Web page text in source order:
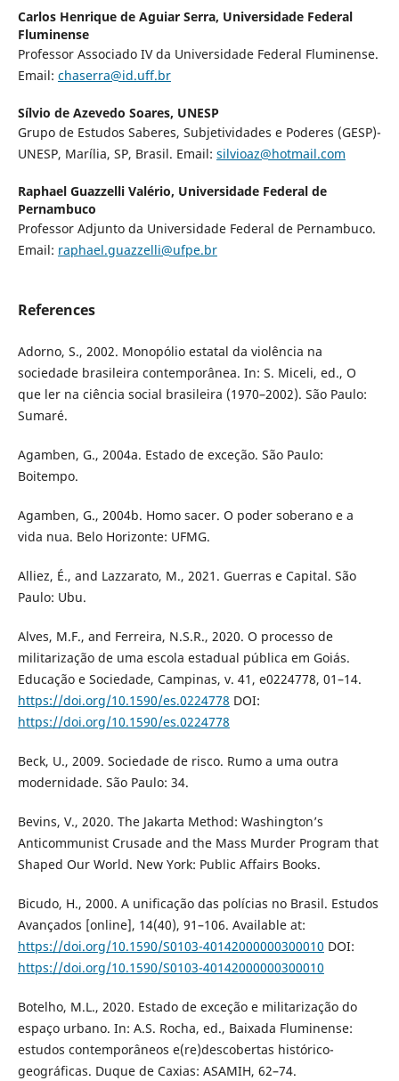
Carlos Henrique de Aguiar Serra, Universidade Federal
Fluminense
Professor Associado IV da Universidade Federal Fluminense.
Email: chaserra@id.uff.br
Sílvio de Azevedo Soares, UNESP
Grupo de Estudos Saberes, Subjetividades e Poderes (GESP)-
UNESP, Marília, SP, Brasil. Email: silvioaz@hotmail.com
Raphael Guazzelli Valério, Universidade Federal de
Pernambuco
Professor Adjunto da Universidade Federal de Pernambuco.
Email: raphael.guazzelli@ufpe.br
References
Adorno, S., 2002. Monopólio estatal da violência na
sociedade brasileira contemporânea. In: S. Miceli, ed., O
que ler na ciência social brasileira (1970–2002). São Paulo:
Sumaré.
Agamben, G., 2004a. Estado de exceção. São Paulo:
Boitempo.
Agamben, G., 2004b. Homo sacer. O poder soberano e a
vida nua. Belo Horizonte: UFMG.
Alliez, É., and Lazzarato, M., 2021. Guerras e Capital. São
Paulo: Ubu.
Alves, M.F., and Ferreira, N.S.R., 2020. O processo de
militarização de uma escola estadual pública em Goiás.
Educação e Sociedade, Campinas, v. 41, e0224778, 01–14.
https://doi.org/10.1590/es.0224778 DOI:
https://doi.org/10.1590/es.0224778
Beck, U., 2009. Sociedade de risco. Rumo a uma outra
modernidade. São Paulo: 34.
Bevins, V., 2020. The Jakarta Method: Washington’s
Anticommunist Crusade and the Mass Murder Program that
Shaped Our World. New York: Public Affairs Books.
Bicudo, H., 2000. A unificação das polícias no Brasil. Estudos
Avançados [online], 14(40), 91–106. Available at:
https://doi.org/10.1590/S0103-40142000000300010 DOI:
https://doi.org/10.1590/S0103-40142000000300010
Botelho, M.L., 2020. Estado de exceção e militarização do
espaço urbano. In: A.S. Rocha, ed., Baixada Fluminense:
estudos contemporâneos e(re)descobertas histórico-
geográficas. Duque de Caxias: ASAMIH, 62–74.